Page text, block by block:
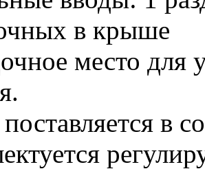
в крыше
место для
в